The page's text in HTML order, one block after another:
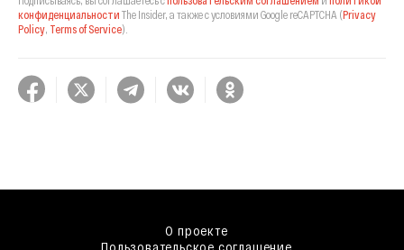
конфиденциальности The Insider, а также с условиями Google reCAPTCHA (Privacy
Policy Terms of Service).
О проекте
Пользовательское соглашение